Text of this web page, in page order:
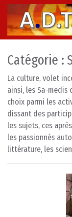
Skip to content
Main
Catégorie :
La culture, volet
ainsi, les Sa-medis
choix parmi les
dissant des
les sujets, ces
les passionnés
littérature, les